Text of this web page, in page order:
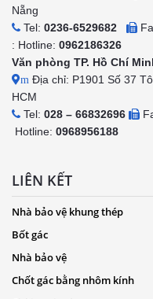
Nẵng
Tel: 0236-6529682
: Hotline: 0962186326
Văn phòng TP. Hồ Chí
m Địa chỉ: P1901 Số 37
HCM
Tel: 028 – 66832696
Hotline: 0968956188
LIÊN KẾT
Nhà bảo vệ khung thép
Bốt gác
Nhà bảo vệ
Chốt gác bằng nhôm kính